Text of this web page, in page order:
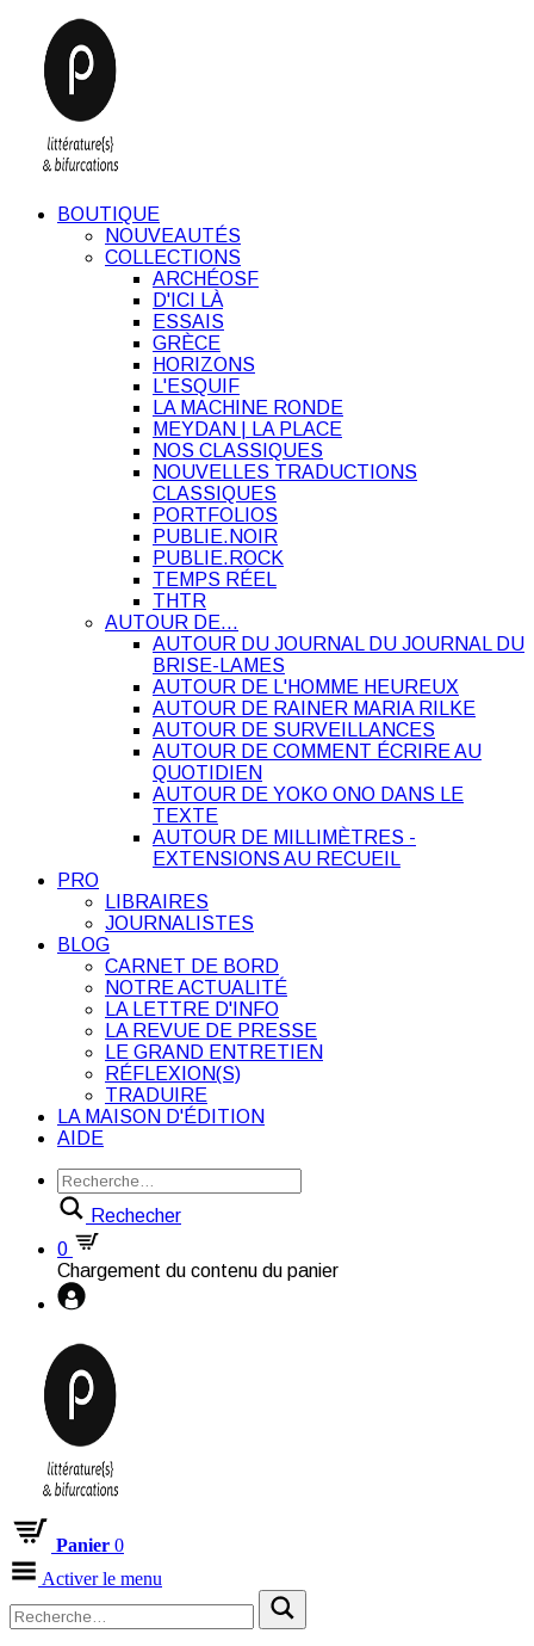
BOUTIQUE
NOUVEAUTÉS
COLLECTIONS
ARCHÉOSF
D'ICI LÀ
ESSAIS
GRÈCE
HORIZONS
L'ESQUIF
LA MACHINE RONDE
MEYDAN | LA PLACE
NOS CLASSIQUES
NOUVELLES TRADUCTIONS
CLASSIQUES
PORTFOLIOS
PUBLIE.NOIR
PUBLIE.ROCK
TEMPS RÉEL
THTR
AUTOUR DE…
AUTOUR DU JOURNAL DU JOURNAL DU
BRISE-LAMES
AUTOUR DE L'HOMME HEUREUX
AUTOUR DE RAINER MARIA RILKE
AUTOUR DE SURVEILLANCES
AUTOUR DE COMMENT ÉCRIRE AU
QUOTIDIEN
AUTOUR DE YOKO ONO DANS LE
TEXTE
AUTOUR DE MILLIMÈTRES -
EXTENSIONS AU RECUEIL
PRO
LIBRAIRES
JOURNALISTES
BLOG
CARNET DE BORD
NOTRE ACTUALITÉ
LA LETTRE D'INFO
LA REVUE DE PRESSE
LE GRAND ENTRETIEN
RÉFLEXION(S)
TRADUIRE
LA MAISON D'ÉDITION
AIDE
Rechecher
0
Chargement du contenu du panier
Panier 0
Activer le menu